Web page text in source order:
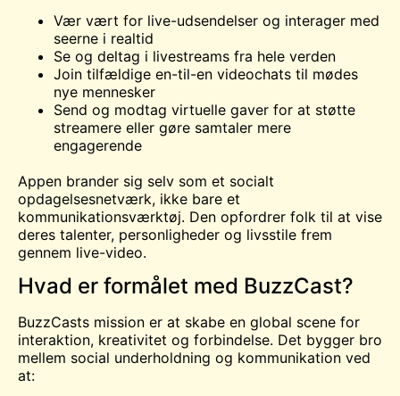
Vær vært for live-udsendelser og interager med
seerne i realtid
Se og deltag i livestreams fra hele verden
Join tilfældige en-til-en videochats til mødes
nye mennesker
Send og modtag virtuelle gaver for at støtte
streamere eller gøre samtaler mere
engagerende
Appen brander sig selv som et socialt
opdagelsesnetværk, ikke bare et
kommunikationsværktøj. Den opfordrer folk til at vise
deres talenter, personligheder og livsstile frem
gennem live-video.
Hvad er formålet med BuzzCast?
BuzzCasts mission er at skabe en global scene for
interaktion, kreativitet og forbindelse. Det bygger bro
mellem social underholdning og kommunikation ved
at: